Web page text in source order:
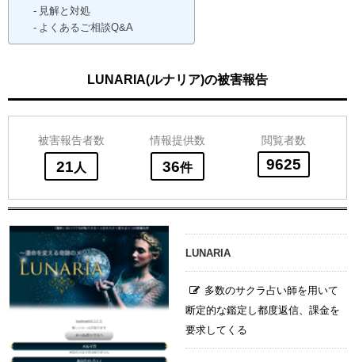
見解と対処
よくあるご相談Q&A
LUNARIA(ルナリア)の被害報告
被害報告者数
21 人
情報提供数
36件
閲覧者数
9625
LUNARIA
多数のサクラ占い師を用いて
断定的な鑑定し都度返信、課金を
要求してくる